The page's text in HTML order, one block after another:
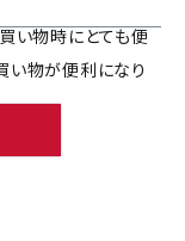
い物時にとても便
い物が便利になり